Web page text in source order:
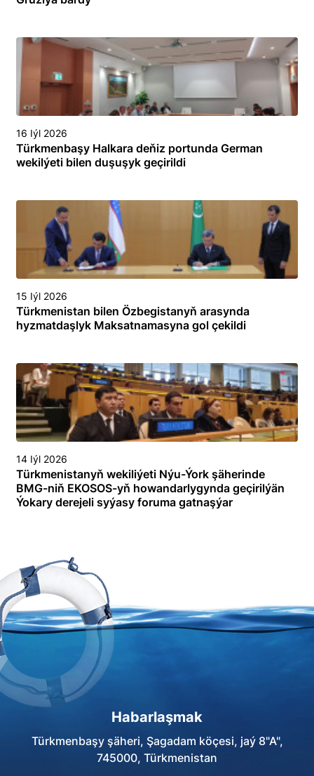
16 Iýl 2026
Türkmenbaşy Halkara deňiz portunda German
wekilýeti bilen duşuşyk geçirildi
15 Iýl 2026
Türkmenistan bilen Özbegistanyň arasynda
hyzmatdaşlyk Maksatnamasyna gol çekildi
14 Iýl 2026
Türkmenistanyň wekiliýeti Nýu-Ýork şäherinde
BMG-niň EKOSOS-yň howandarlygynda geçirilýän
Ýokary derejeli syýasy foruma gatnaşýar
Habarlaşmak
Türkmenbaşy şäheri, Şagadam köçesi, jaý 8"A",
745000, Türkmenistan